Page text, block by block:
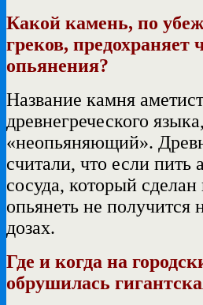
Какой камень, по
греков, предохраняет
опьянения?
Название камня
древнегреческого
«неопьяняющий».
считали, что если пить
сосуда, который сделан
опьянеть не получится
дозах.
Где и когда на
обрушилась